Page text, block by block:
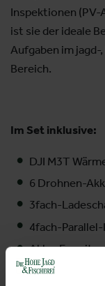
Inspektionen (PV-
ist sie der ideale
Aufgaben im
Bereich.
Im Set inklusive:
DJI M3T
6 Drohnen-
3fach-
4fach-
Akku-
DJI Enterprise